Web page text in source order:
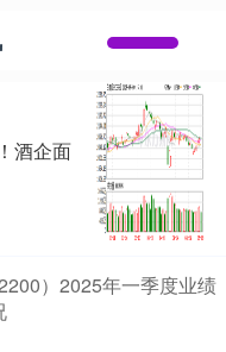
酒企面
）2025年一季度业绩